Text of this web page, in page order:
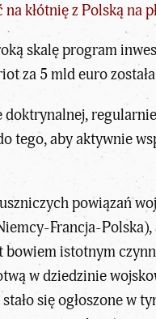
kłótnię z Polską na
skalę program
za 5 mld euro
doktrynalnej,
tego, aby aktywnie
powiązań
Francja-Polska),
istotnym
w dziedzinie
się ogłoszone w